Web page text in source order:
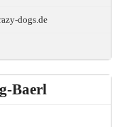
dogs.de
Baerl